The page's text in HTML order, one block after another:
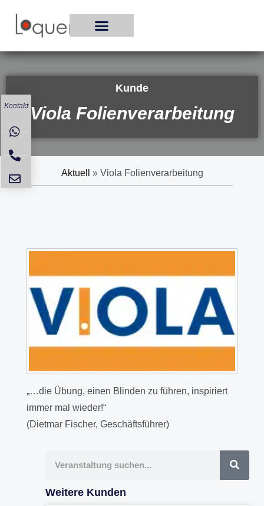
Inhalt
Kunde
Viola Folienverarbeitung
Aktuell » Viola Folienverarbeitung
Kontakt
„…die Übung, einen Blinden zu führen, inspiriert
immer mal wieder!“
(Dietmar Fischer, Geschäftsführer)
Weitere Kunden